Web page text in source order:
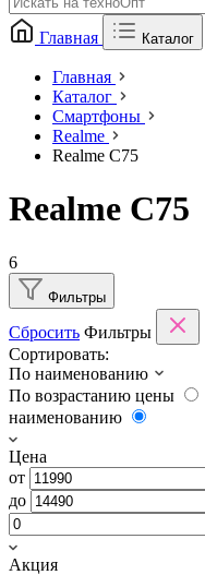
Главная Каталог
Главная
Каталог
Смартфоны
Realme
Realme C75
Realme C75
6
Фильтры
Сбросить Фильтры
Сортировать:
По наименованию
По возрастанию цены
наименованию
Цена
от
до
Акция